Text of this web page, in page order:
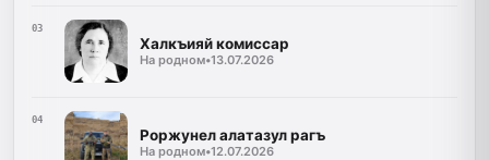
03
Халкъияй комиссар
На родном•13.07.2026
04
Роржунел алатазул рагъ
На родном•12.07.2026